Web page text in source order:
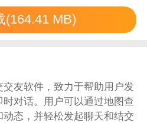
(164.41 MB)
交友软件，致力于帮助用户发
对话。用户可以通过地图查
态，并轻松发起聊天和结交